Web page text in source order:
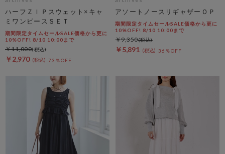
ハーフＺＩＰスウェット×キャ
ミワンピースＳＥＴ
期間限定タイムセールSALE価格から更に
10%OFF! 8/10 10:00まで
￥2,970 73％OFF
￥11,000
アソートノースリギャザーＯＰ
期間限定タイムセールSALE価格から更に
10%OFF! 8/10 10:00まで
￥5,891 36％OFF
￥9,350